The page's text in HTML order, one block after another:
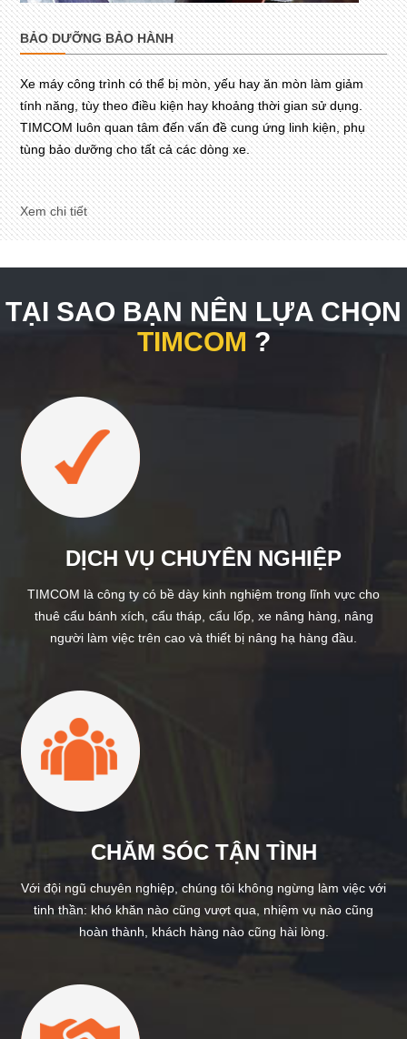
BẢO DƯỠNG BẢO HÀNH
Xe máy công trình có thể bị mòn, yếu hay ăn mòn làm giảm
tính năng, tùy theo điều kiện hay khoảng thời gian sử dụng.
TIMCOM luôn quan tâm đến vấn đề cung ứng linh kiện, phụ
tùng bảo dưỡng cho tất cả các dòng xe.
Xem chi tiết
TẠI SAO BẠN NÊN LỰA CHỌN
TIMCOM ?
DỊCH VỤ CHUYÊN NGHIỆP
TIMCOM là công ty có bề dày kinh nghiệm trong lĩnh vực cho
thuê cẩu bánh xích, cẩu tháp, cẩu lốp, xe nâng hàng, nâng
người làm việc trên cao và thiết bị nâng hạ hàng đầu.
CHĂM SÓC TẬN TÌNH
Với đội ngũ chuyên nghiệp, chúng tôi không ngừng làm việc với
tinh thần: khó khăn nào cũng vượt qua, nhiệm vụ nào cũng
hoàn thành, khách hàng nào cũng hài lòng.